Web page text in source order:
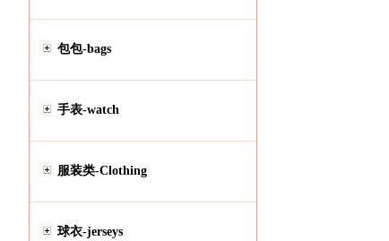
包包-bags
手表-watch
服装类-Clothing
球衣-jerseys